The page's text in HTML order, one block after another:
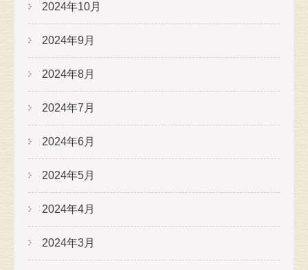
2024年10月
2024年9月
2024年8月
2024年7月
2024年6月
2024年5月
2024年4月
2024年3月